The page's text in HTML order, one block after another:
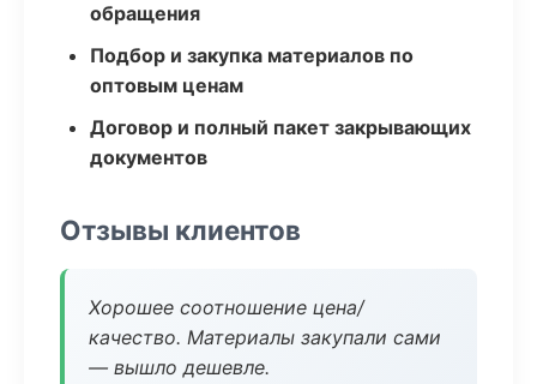
обращения
Подбор и закупка материалов по
оптовым ценам
Договор и полный пакет закрывающих
документов
Отзывы клиентов
Хорошее соотношение цена/
качество. Материалы закупали сами
— вышло дешевле.